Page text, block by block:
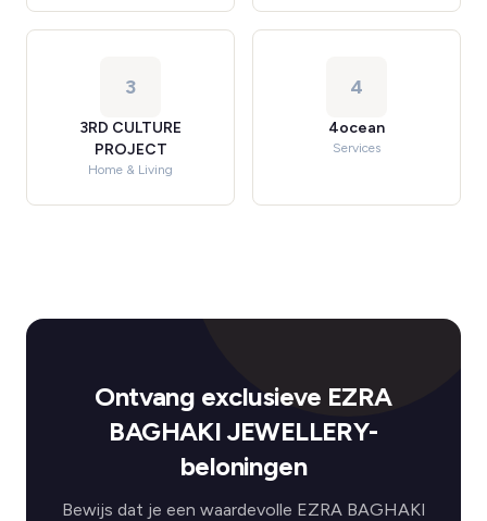
3
3RD CULTURE
PROJECT
Home & Living
4
4ocean
Services
Ontvang exclusieve EZRA
BAGHAKI JEWELLERY-
beloningen
Bewijs dat je een waardevolle EZRA BAGHAKI